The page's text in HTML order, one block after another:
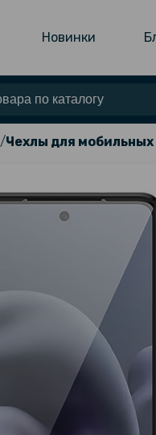
Новинки
Чехлы для